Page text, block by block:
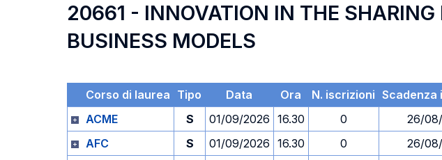
20661 - INNOVATION IN THE
BUSINESS MODELS
Corso di laurea Tipo Data Ora N. iscrizioni Scadenza
ACME
S 01/09/2026 16.30 0
26/
AFC
S 01/09/2026 16.30 0
26/